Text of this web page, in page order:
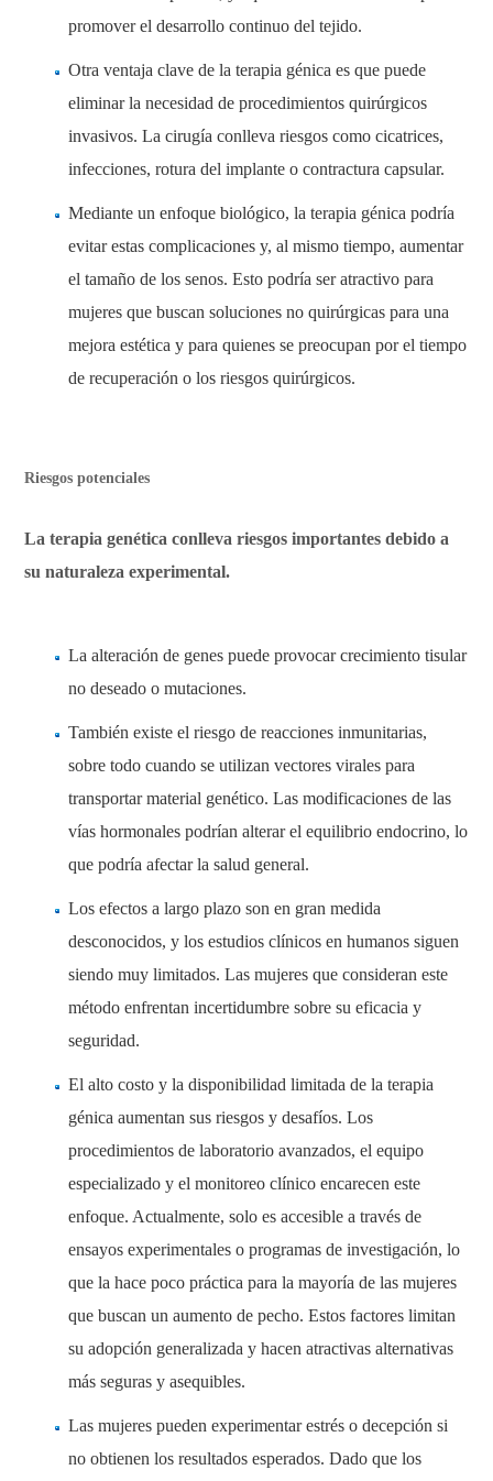
promover el desarrollo continuo del tejido.
Otra ventaja clave de la terapia génica es que puede
eliminar la necesidad de procedimientos quirúrgicos
invasivos. La cirugía conlleva riesgos como cicatrices,
infecciones, rotura del implante o contractura capsular.
Mediante un enfoque biológico, la terapia génica podría
evitar estas complicaciones y, al mismo tiempo, aumentar
el tamaño de los senos. Esto podría ser atractivo para
mujeres que buscan soluciones no quirúrgicas para una
mejora estética y para quienes se preocupan por el tiempo
de recuperación o los riesgos quirúrgicos.
Riesgos potenciales
La terapia genética conlleva riesgos importantes debido a
su naturaleza experimental.
La alteración de genes puede provocar crecimiento tisular
no deseado o mutaciones.
También existe el riesgo de reacciones inmunitarias,
sobre todo cuando se utilizan vectores virales para
transportar material genético. Las modificaciones de las
vías hormonales podrían alterar el equilibrio endocrino, lo
que podría afectar la salud general.
Los efectos a largo plazo son en gran medida
desconocidos, y los estudios clínicos en humanos siguen
siendo muy limitados. Las mujeres que consideran este
método enfrentan incertidumbre sobre su eficacia y
seguridad.
El alto costo y la disponibilidad limitada de la terapia
génica aumentan sus riesgos y desafíos. Los
procedimientos de laboratorio avanzados, el equipo
especializado y el monitoreo clínico encarecen este
enfoque. Actualmente, solo es accesible a través de
ensayos experimentales o programas de investigación, lo
que la hace poco práctica para la mayoría de las mujeres
que buscan un aumento de pecho. Estos factores limitan
su adopción generalizada y hacen atractivas alternativas
más seguras y asequibles.
Las mujeres pueden experimentar estrés o decepción si
no obtienen los resultados esperados. Dado que los